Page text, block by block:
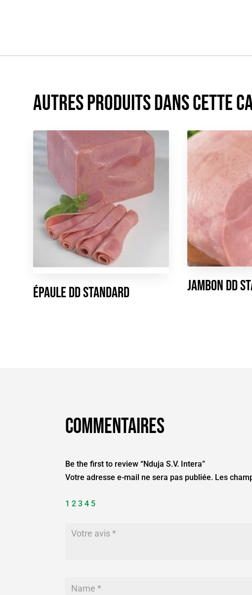
Autres produits dans cette
Épaule DD Standard Jambon DD
Commentaires
Be the first to review “Nduja S.V. Intera”
Votre adresse e-mail ne sera pas publiée. Les
1 2 3 4 5